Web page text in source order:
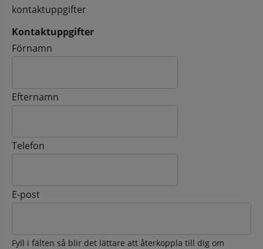
kontaktuppgifter
Kontaktuppgifter
Kontaktuppgifter
Förnamn
Efternamn
Telefon
E-post
Fyll i fälten så blir det lättare att återkoppla till dig om